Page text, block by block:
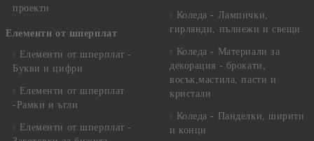
проекти
Елементи от шперплат
Елементи от шперплат -
Букви и цифри
Елементи от шперплат
-Рамки и ъгли
Елементи от шперплат -
Коледа - Лампички,
гирлянди, пълнежи и свещи
Коледа - Материали за
декорация - брокати,
восък,мастила, пасти и
кристали
Коледа - Панделки, ширити
и конци